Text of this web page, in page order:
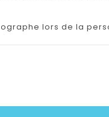
lors de la